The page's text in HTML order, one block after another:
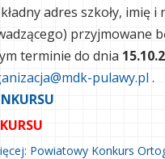
adres szkoły, imię i
przyjmowane
terminie do dnia
pulawy.pl.
Powiatowy Konkurs